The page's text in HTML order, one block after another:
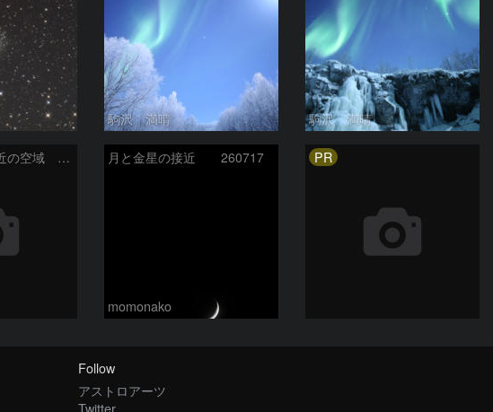
駒沢 満晴 駒沢 満晴
さそり座の尾付近の空域 260718 月と金星の接近 260717
momonako
PR
Follow
アストロアーツ
Twitter